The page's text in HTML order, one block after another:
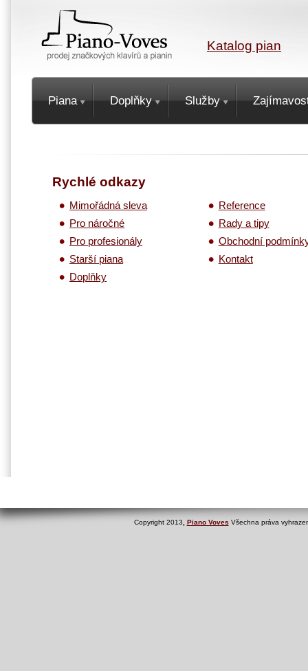
Katalog pian
Piana Doplňky Služby
Rychlé odkazy
Mimořádná sleva
Pro náročné
Pro profesionály
Starší piana
Doplňky
Reference
Rady a tipy
Obchodní
Kontakt
Copyright 2013 Piano Voves Všechna práva